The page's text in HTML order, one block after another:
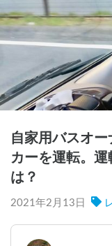
自家用バスオ
カーを運転。
は？
2021年2月13日